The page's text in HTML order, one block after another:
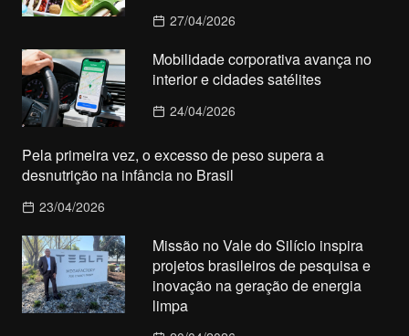
27/04/2026
Mobilidade corporativa avança no
interior e cidades satélites
24/04/2026
Pela primeira vez, o excesso de peso supera a
desnutrição na infância no Brasil
23/04/2026
Missão no Vale do Silício inspira
projetos brasileiros de pesquisa e
inovação na geração de energia
limpa